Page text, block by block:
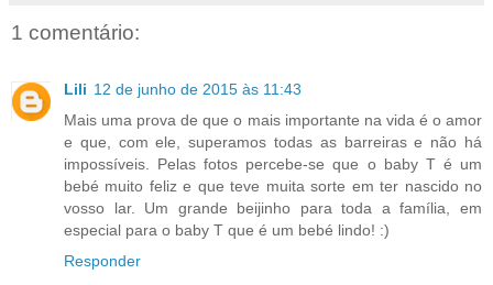
1 comentário:
Lili 12 de junho de 2015 às 11:43
Mais uma prova de que o mais importante na vida é o amor
e que, com ele, superamos todas as barreiras e não há
impossíveis. Pelas fotos percebe-se que o baby T é um
bebé muito feliz e que teve muita sorte em ter nascido no
vosso lar. Um grande beijinho para toda a família, em
especial para o baby T que é um bebé lindo! :)
Responder